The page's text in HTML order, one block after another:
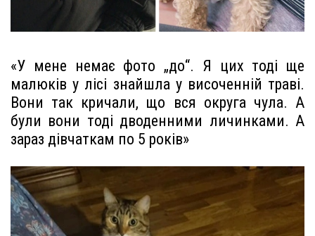
«У мене немає фото „до“. Я цих тоді ще
малюків у лісі знайшла у височенній траві.
Вони так кричали, що вся округа чула. А
були вони тоді дводенними личинками. А
зараз дівчаткам по 5 років»